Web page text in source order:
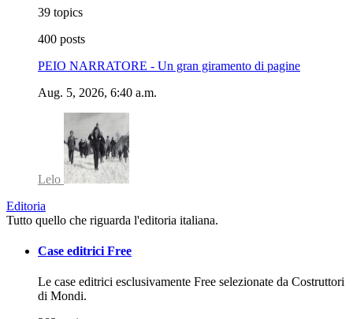
39 topics
400 posts
PEIO NARRATORE - Un gran giramento di pagine
Aug. 5, 2026, 6:40 a.m.
Lelo
Editoria
Tutto quello che riguarda l'editoria italiana.
Case editrici Free
Le case editrici esclusivamente Free selezionate da Costruttori
di Mondi.